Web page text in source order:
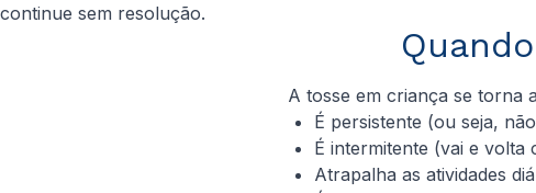
continue sem resolução.
A tosse em criança se torna
É persistente (ou seja,
É intermitente (vai e volta
Atrapalha as atividades